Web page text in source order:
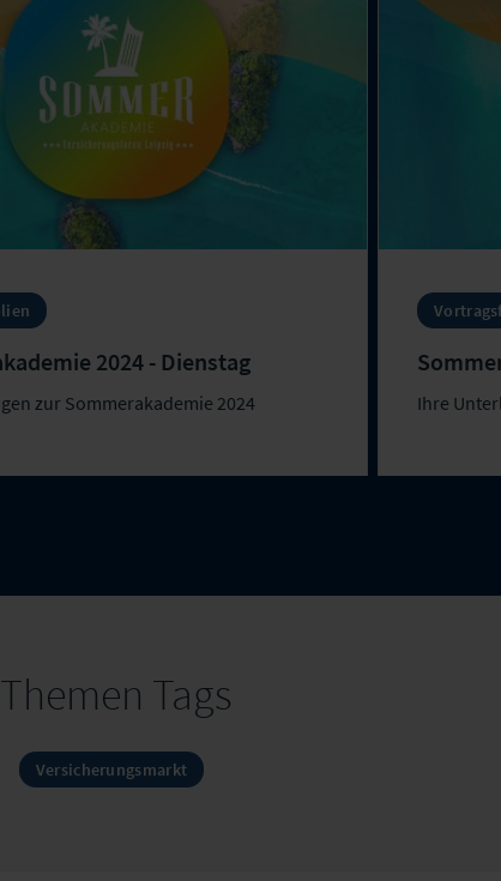
2024 - Dienstag
zur Sommerakademie 2024 Ihre
Themen Tags
Versicherungsmarkt